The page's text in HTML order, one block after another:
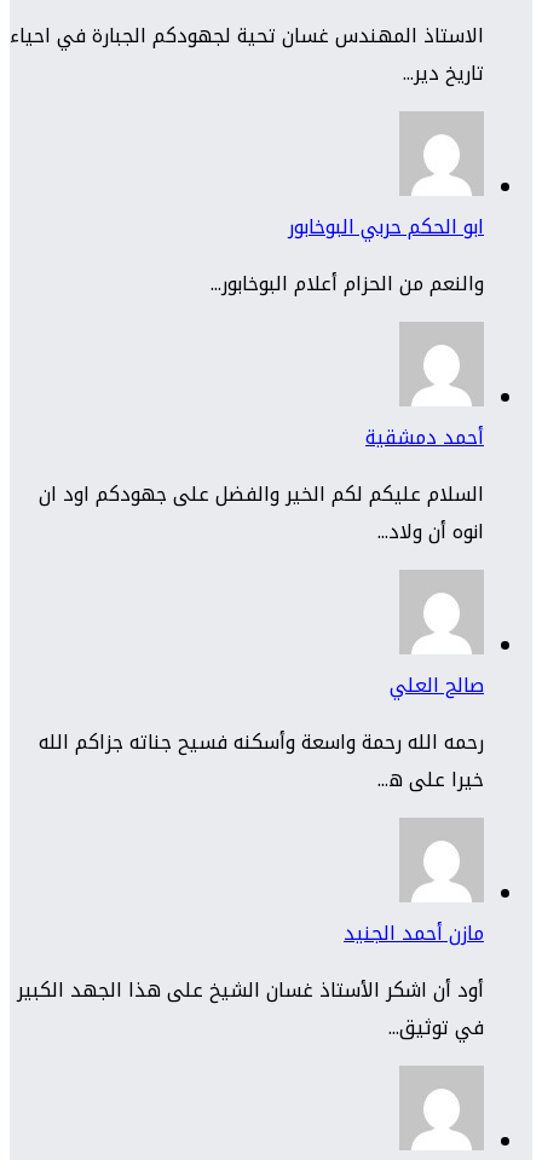
الاستاذ المهندس غسان تحية لجهودكم الجبارة في احياء
تاريخ دير...
ابو الحكم حربي البوخابور
والنعم من الحزام أعلام البوخابور...
أحمد دمشقية
السلام عليكم لكم الخير والفضل على جهودكم اود ان
انوه أن ولاد...
صالح العلي
رحمه الله رحمة واسعة وأسكنه فسيح جناته جزاكم الله
خيرا على ه...
مازن أحمد الجنيد
أود أن اشكر الأستاذ غسان الشيخ على هذا الجهد الكبير
في توثيق...